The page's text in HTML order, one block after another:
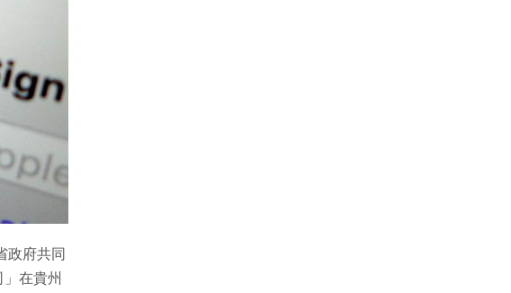
政府共同
在貴州